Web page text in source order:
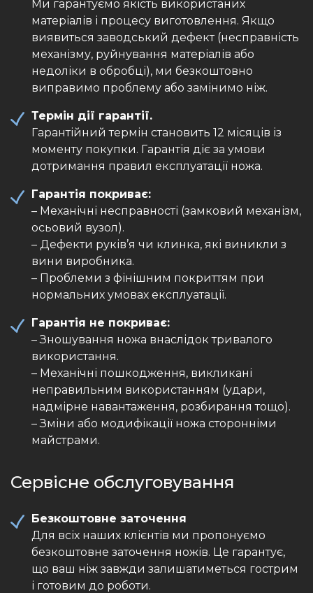
Ми гарантуємо якість використаних
матеріалів і процесу виготовлення. Якщо
виявиться заводський дефект (несправність
механізму, руйнування матеріалів або
недоліки в обробці), ми безкоштовно
виправимо проблему або замінимо ніж.
Термін дії гарантії.
Гарантійний термін становить 12 місяців із
моменту покупки. Гарантія діє за умови
дотримання правил експлуатації ножа.
Гарантія покриває:
– Механічні несправності (замковий механізм,
осьовий вузол).
– Дефекти руків’я чи клинка, які виникли з
вини виробника.
– Проблеми з фінішним покриттям при
нормальних умовах експлуатації.
Гарантія не покриває:
– Зношування ножа внаслідок тривалого
використання.
– Механічні пошкодження, викликані
неправильним використанням (удари,
надмірне навантаження, розбирання тощо).
– Зміни або модифікації ножа сторонніми
майстрами.
Сервісне обслуговування
Безкоштовне заточення
Для всіх наших клієнтів ми пропонуємо
безкоштовне заточення ножів. Це гарантує,
що ваш ніж завжди залишатиметься гострим
і готовим до роботи.